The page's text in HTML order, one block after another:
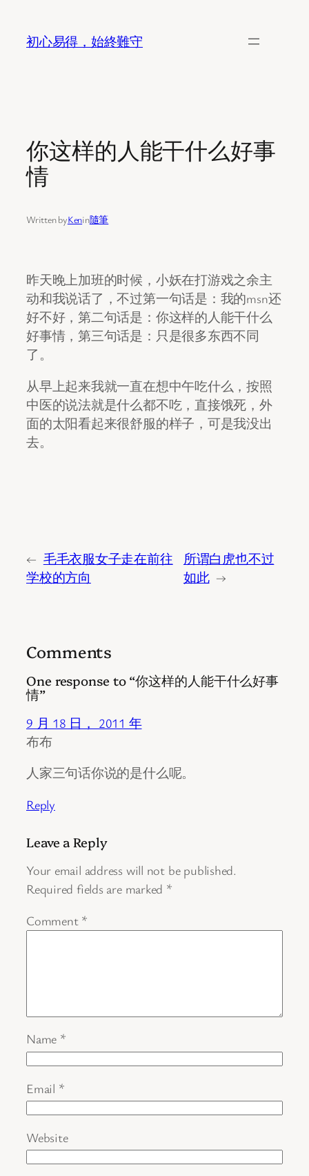
content
初心易得，始終難守
你这样的人能干什么好事
情
Written byKenin隨筆
昨天晚上加班的时候，小妖在打游戏之余主
动和我说话了，不过第一句话是：我的msn还
好不好，第二句话是：你这样的人能干什么
好事情，第三句话是：只是很多东西不同
了。
从早上起来我就一直在想中午吃什么，按照
中医的说法就是什么都不吃，直接饿死，外
面的太阳看起来很舒服的样子，可是我没出
去。
← 毛毛衣服女子走在前往
学校的方向
所谓白虎也不过
如此 →
Comments
One response to “你这样的人能干什么好事
情”
9 月 18 日， 2011 年
布布
人家三句话你说的是什么呢。
Reply
Leave a Reply
Your email address will not be published.
Required fields are marked *
Comment *
Name *
Email *
Website